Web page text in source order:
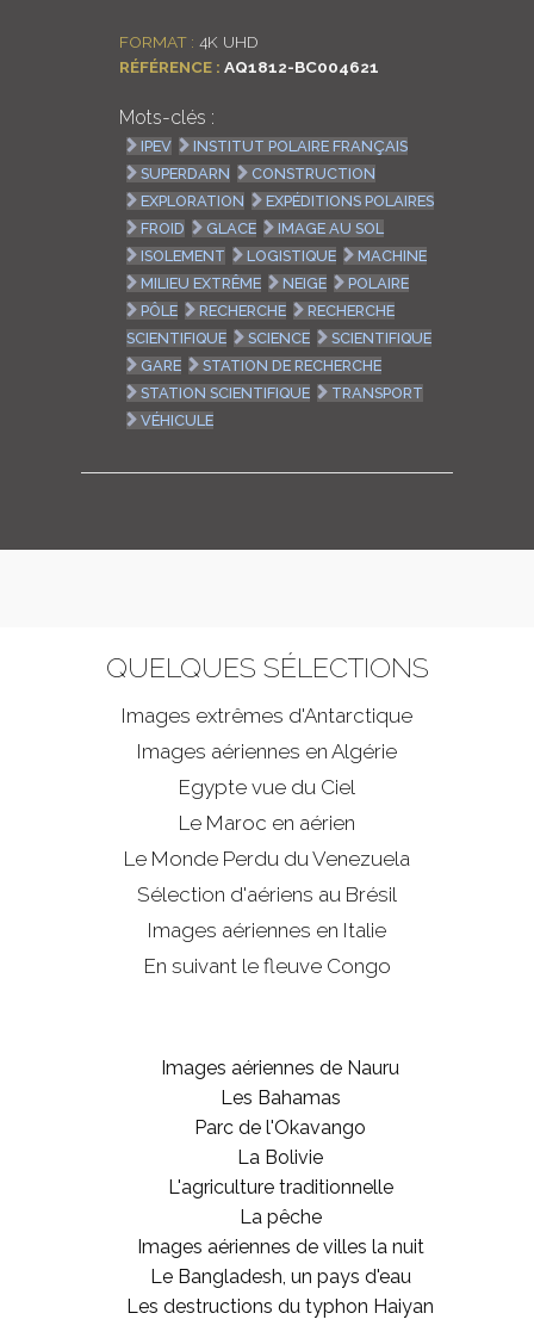
FORMAT : 4K UHD
RÉFÉRENCE : AQ1812-BC004621
Mots-clés :
IPEV
INSTITUT POLAIRE FRANÇAIS
SUPERDARN
CONSTRUCTION
EXPLORATION
EXPÉDITIONS POLAIRES
FROID
GLACE
IMAGE AU SOL
ISOLEMENT
LOGISTIQUE
MACHINE
MILIEU EXTRÊME
NEIGE
POLAIRE
PÔLE
RECHERCHE
RECHERCHE
SCIENTIFIQUE
SCIENCE
SCIENTIFIQUE
GARE
STATION DE RECHERCHE
STATION SCIENTIFIQUE
TRANSPORT
VÉHICULE
QUELQUES SÉLECTIONS
Images extrêmes d'Antarctique
Images aériennes en Algérie
Egypte vue du Ciel
Le Maroc en aérien
Le Monde Perdu du Venezuela
Sélection d'aériens au Brésil
Images aériennes en Italie
En suivant le fleuve Congo
Images aériennes de Nauru
Les Bahamas
Parc de l'Okavango
La Bolivie
L'agriculture traditionnelle
La pêche
Images aériennes de villes la nuit
Le Bangladesh, un pays d'eau
Les destructions du typhon Haiyan